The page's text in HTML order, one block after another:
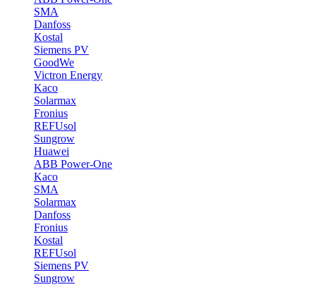
SMA
Danfoss
Kostal
Siemens PV
GoodWe
Victron Energy
Kaco
Solarmax
Fronius
REFUsol
Sungrow
Huawei
ABB Power-One
Kaco
SMA
Solarmax
Danfoss
Fronius
Kostal
REFUsol
Siemens PV
Sungrow